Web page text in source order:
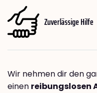
Zuverlässige Hilfe
Wir nehmen dir den
einen reibungslosen